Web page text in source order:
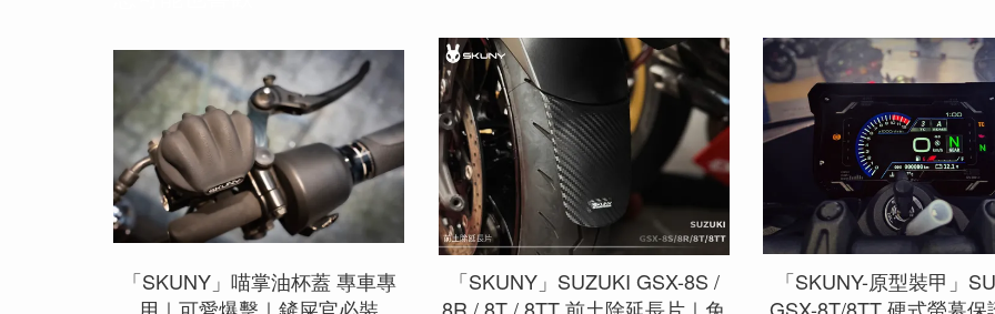
「SKUNY」喵掌油杯蓋 專車專
用｜可愛爆擊｜鏟屎官必裝
「SKUNY」SUZUKI GSX-8S /
8R / 8T / 8TT 前土除延長片｜免
「SKUNY-原型裝甲」
GSX-8T/8TT 硬式螢幕保